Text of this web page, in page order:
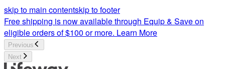
skip to main contentskip to footer
Free shipping is now available through Equip & Save on
eligible orders of $100 or more. Learn More
Previous
Next
Biblia del Pescador | Lifeway